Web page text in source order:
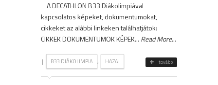
A DECATHLON B33 Diákolimpiával
kapcsolatos képeket, dokumentumokat,
cikkeket az alábbi linkeken találhatjátok:
CIKKEK DOKUMENTUMOK KÉPEK... Read More...
| B33 DIÁKOLIMPIA , HAZAI tovább